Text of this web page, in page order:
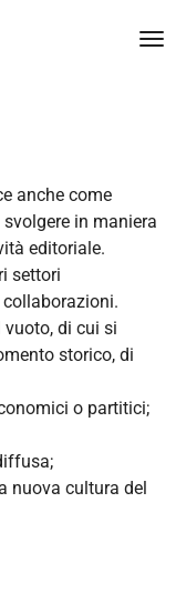
anche come
in maniera
editoriale.
settori
collaborazioni.
di cui si
storico, di
o partitici;
nuova cultura del